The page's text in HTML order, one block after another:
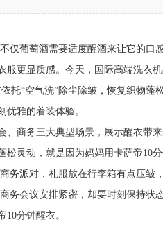
葡萄酒需要适度醒酒来让它的口
服更显质感。今天，国际高端洗衣
托“空气洗”除尘除皱，恢复织物蓬
优雅的着装体验。
商务三大典型场景，展示醒衣带来
松灵动，就是因为妈妈用卡萨帝10
务派对，礼服放在行李箱有点压皱
务会议安排紧密，却要时刻保持状
10分钟醒衣。